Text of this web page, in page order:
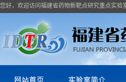
您好，欢迎访问福建省药物新靶点研究重点实验